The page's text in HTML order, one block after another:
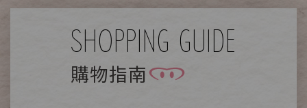
SHOPPING GUIDE
購物指南